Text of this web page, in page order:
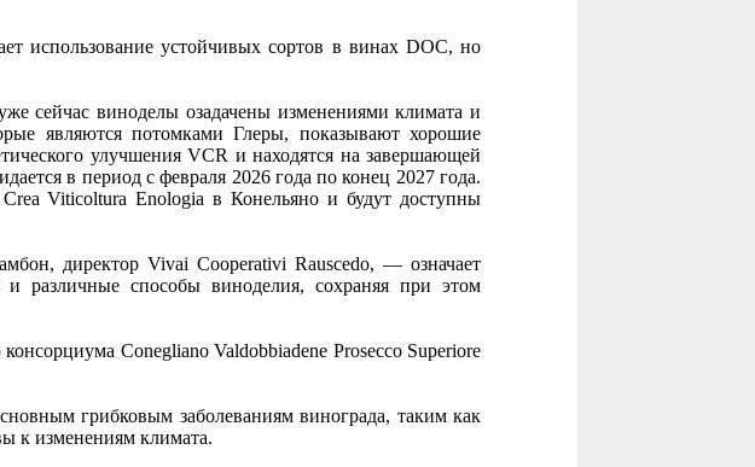
использование устойчивых сортов в винах DOC, но
сейчас виноделы озадачены изменениями климата и
являются потомками Глеры, показывают хорошие
улучшения VCR и находятся на завершающей
в период с февраля 2026 года по конец 2027 года.
Crea Viticoltura Enologia в Конельяно и будут доступны
директор Vivai Cooperativi Rauscedo, — означает
и различные способы виноделия, сохраняя при этом
Conegliano Valdobbiadene Prosecco Superiore
грибковым заболеваниям винограда, таким как
к изменениям климата.